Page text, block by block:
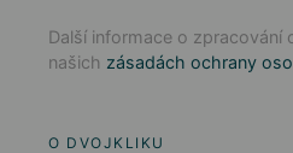
Další informace o zpracování
našich zásadách ochrany
O DVOJKLIKU